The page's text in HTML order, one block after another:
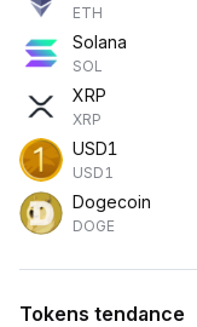
ETH
Solana
SOL
XRP
XRP
USD1
USD1
Dogecoin
DOGE
Tokens tendance